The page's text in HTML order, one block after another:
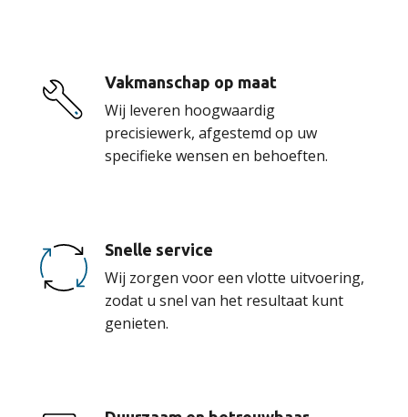
Vakmanschap op maat
Wij leveren hoogwaardig
precisiewerk, afgestemd op uw
specifieke wensen en behoeften.
Snelle service
Wij zorgen voor een vlotte uitvoering,
zodat u snel van het resultaat kunt
genieten.